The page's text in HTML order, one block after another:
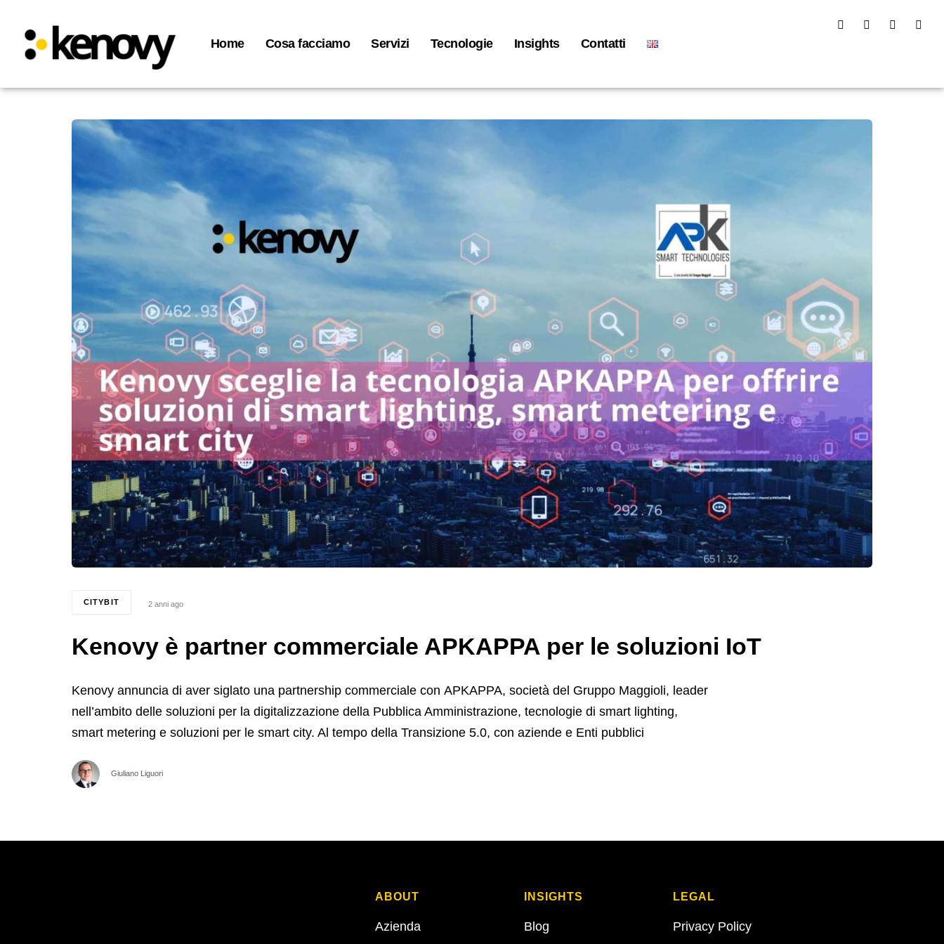
Home Cosa facciamo Servizi Tecnologie Insights Contatti
CITYBIT 2 anni ago
Kenovy è partner commerciale APKAPPA per le soluzioni IoT
Kenovy annuncia di aver siglato una partnership commerciale con APKAPPA, società del Gruppo Maggioli, leader
nell’ambito delle soluzioni per la digitalizzazione della Pubblica Amministrazione, tecnologie di smart lighting,
smart metering e soluzioni per le smart city. Al tempo della Transizione 5.0, con aziende e Enti pubblici
Giuliano Liguori
ABOUT
Azienda
INSIGHTS
Blog
LEGAL
Privacy Policy